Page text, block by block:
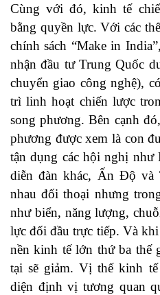
Cùng với đó, kinh tế
bằng quyền lực. Với các
chính sách “Make in
nhận đầu tư Trung Quốc
chuyển giao công nghệ),
trì linh hoạt chiến lược
song phương. Bên cạnh
phương được xem là con
tận dụng các hội nghị như
diễn đàn khác, Ấn Độ và
nhau đối thoại nhưng
như biển, năng lượng,
lực đối đầu trực tiếp. Và
nền kinh tế lớn thứ ba thế
tại sẽ giảm. Vị thế kinh
diện định vị tương quan